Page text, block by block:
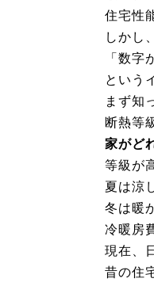
住宅性
しかし
「数字
という
まず知
断熱等
家がど
等級が
夏は涼
冬は暖
冷暖房
現在、
昔の住